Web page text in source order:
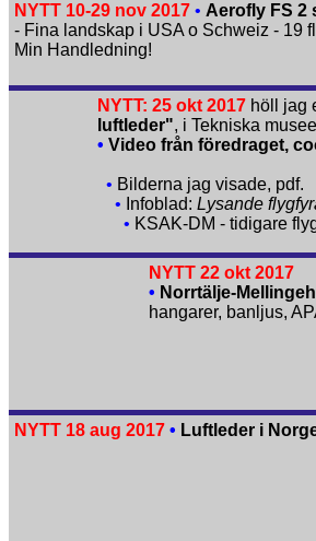
NYTT 10-29 nov 2017 • Aerofly FS 2
- Fina landskap i USA o Schweiz - 19
Min Handledning!
NYTT: 25 okt 2017 höll jag
luftleder", i Tekniska
• Video från föredraget,
• Bilderna jag visade, pdf.
• Infoblad: Lysande
• KSAK-DM - tidigare
NYTT 22 okt 2017
• Norrtälje-
hangarer, banljus,
NYTT 18 aug 2017 • Luftleder i